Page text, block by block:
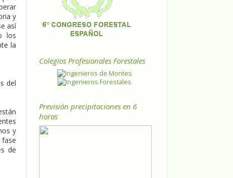
y
así
los
la
del
y
de
Colegios Profesionales Forestales
Previsión precipitaciones en 6
horas